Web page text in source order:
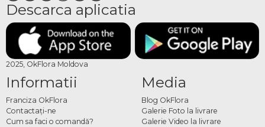
Descarca aplicatia
2025, OkFlora Moldova
Informatii
Franciza OkFlora
Contactaţi-ne
Cum sa faci o comandă?
Media
Blog OkFlora
Galerie Foto la livrare
Galerie Video la livrare